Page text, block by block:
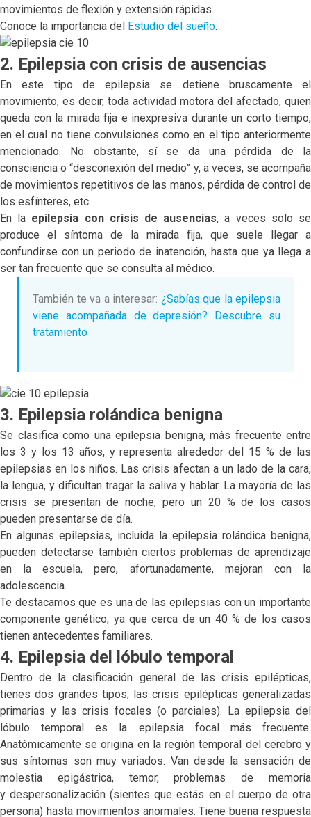
movimientos de flexión y extensión rápidas.
Conoce la importancia del Estudio del sueño.
2. Epilepsia con crisis de ausencias
En este tipo de epilepsia se detiene bruscamente el
movimiento, es decir, toda actividad motora del afectado, quien
queda con la mirada fija e inexpresiva durante un corto tiempo,
en el cual no tiene convulsiones como en el tipo anteriormente
mencionado. No obstante, sí se da una pérdida de la
consciencia o “desconexión del medio” y, a veces, se acompaña
de movimientos repetitivos de las manos, pérdida de control de
los esfínteres, etc.
En la epilepsia con crisis de ausencias, a veces solo se
produce el síntoma de la mirada fija, que suele llegar a
confundirse con un periodo de inatención, hasta que ya llega a
ser tan frecuente que se consulta al médico.
También te va a interesar: ¿Sabías que la epilepsia
viene acompañada de depresión? Descubre su
tratamiento
3. Epilepsia rolándica benigna
Se clasifica como una epilepsia benigna, más frecuente entre
los 3 y los 13 años, y representa alrededor del 15 % de las
epilepsias en los niños. Las crisis afectan a un lado de la cara,
la lengua, y dificultan tragar la saliva y hablar. La mayoría de las
crisis se presentan de noche, pero un 20 % de los casos
pueden presentarse de día.
En algunas epilepsias, incluida la epilepsia rolándica benigna,
pueden detectarse también ciertos problemas de aprendizaje
en la escuela, pero, afortunadamente, mejoran con la
adolescencia.
Te destacamos que es una de las epilepsias con un importante
componente genético, ya que cerca de un 40 % de los casos
tienen antecedentes familiares.
4. Epilepsia del lóbulo temporal
Dentro de la clasificación general de las crisis epilépticas,
tienes dos grandes tipos; las crisis epilépticas generalizadas
primarias y las crisis focales (o parciales). La epilepsia del
lóbulo temporal es la epilepsia focal más frecuente.
Anatómicamente se origina en la región temporal del cerebro y
sus síntomas son muy variados. Van desde la sensación de
molestia epigástrica, temor, problemas de memoria
y despersonalización (sientes que estás en el cuerpo de otra
persona) hasta movimientos anormales. Tiene buena respuesta